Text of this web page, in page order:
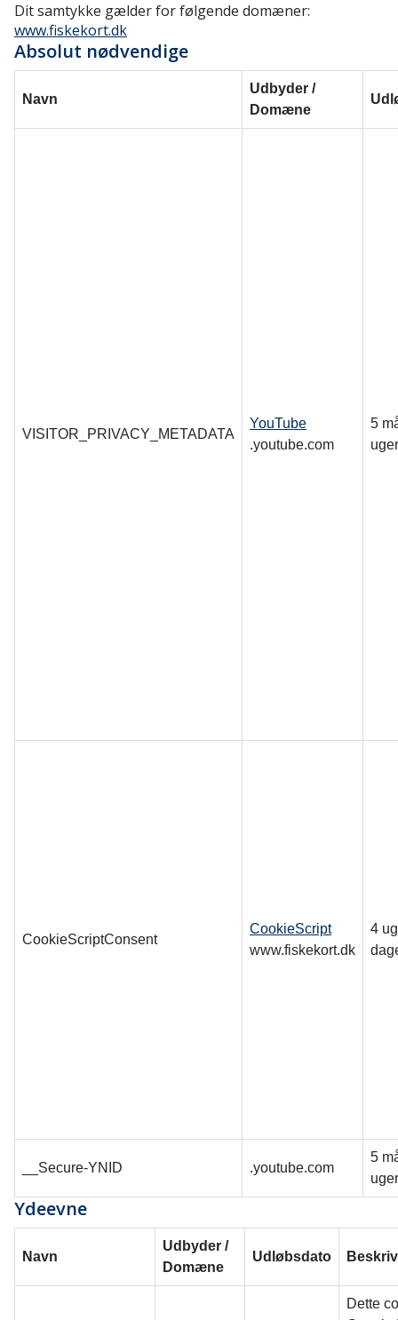
Dit samtykke gælder for følgende domæner:
www.fiskekort.dk
Absolut nødvendige
Navn
Udbyder /
Domæne
VISITOR_PRIVACY_METADATA
YouTube
.youtube.com
5
uger
CookieScriptConsent
CookieScript
www.fiskekort.dk
4
__Secure-YNID .youtube.com
5
uger
Ydeevne
Navn
Udbyder /
Domæne
Udløbsdato
Dette